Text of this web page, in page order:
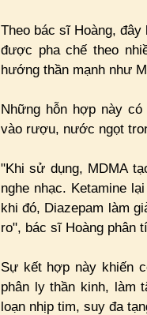
Theo bác sĩ Hoàng,
được pha chế theo
hướng thần mạnh như
Những hỗn hợp này
vào rượu, nước ngọt
"Khi sử dụng, MDMA
nghe nhạc. Ketamine
khi đó, Diazepam làm
ro", bác sĩ Hoàng phân
Sự kết hợp này khiến
phân ly thần kinh, làm
loạn nhịp tim, suy đa